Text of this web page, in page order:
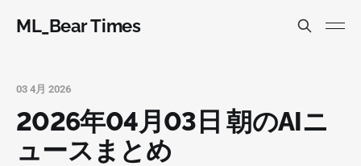
ML_Bear Times
03 4月 2026
2026年04月03日 朝のAIニ
ュースまとめ